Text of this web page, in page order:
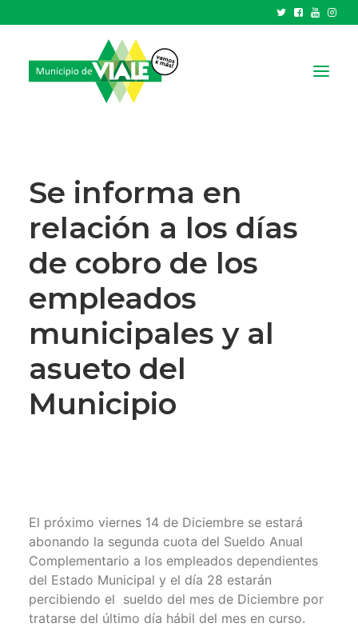
GOBIERNO
HCD
TRÁMITES Y SERVICIOS
CIUDAD
PARQUE INDUSTRIAL
RECAUDACIONES
Se informa en
relación a los días
de cobro de los
empleados
municipales y al
asueto del
Municipio
El próximo viernes 14 de Diciembre se estará
abonando la segunda cuota del Sueldo Anual
Complementario a los empleados dependientes
del Estado Municipal y el día 28 estarán
percibiendo el sueldo del mes de Diciembre por
tratarse del último día hábil del mes en curso.